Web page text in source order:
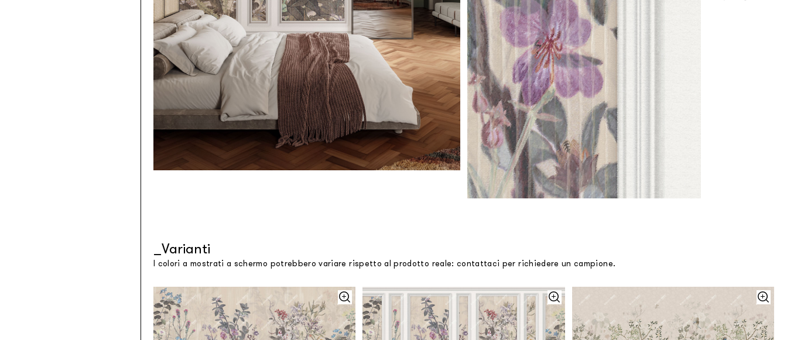
Varianti
I colori a mostrati a schermo potrebbero variare rispetto al prodotto reale: contattaci per richiedere un campione.